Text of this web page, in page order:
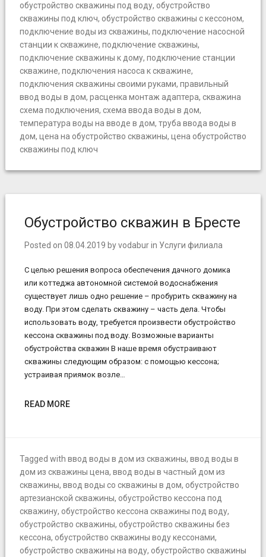
обустройство скважины под воду, обустройство
скважины под ключ, обустройство скважины с кессоном,
подключение воды из скважины, подключение насосной
станции к скважине, подключение скважины,
подключение скважины к дому, подключение станции
скважине, подключения насоса к скважине,
подключения скважины своими руками, правильный
ввод воды в дом, расценка монтаж адаптера, скважина
схема подключения, схема ввода воды в дом,
температура воды на вводе в дом, труба ввода воды в
дом, цена на обустройство скважины, цена обустройство
скважины под ключ
Обустройство скважин в Бресте
Posted on 08.04.2019 byvodaburin Услуги филиала
С целью решения вопроса обеспечения дачного домика
или коттеджа автономной системой водоснабжения
существует лишь одно решение – пробурить скважину на
воду. При этом сделать скважину – часть дела. Чтобы
использовать воду, требуется произвести обустройство
кессона скважины под воду. Возможные варианты
обустройства скважин В наше время обустраивают
скважины следующим образом: с помощью кессона;
устраивая приямок возле…
READ MORE
Tagged with ввод воды в дом из скважины, ввод воды в
дом из скважины цена, ввод воды в частный дом из
скважины, ввод воды со скважины в дом, обустройство
артезианской скважины, обустройство кессона под
скважину, обустройство кессона скважины под воду,
обустройство скважины, обустройство скважины без
кессона, обустройство скважины воду кессонами,
обустройство скважины на воду, обустройство скважины